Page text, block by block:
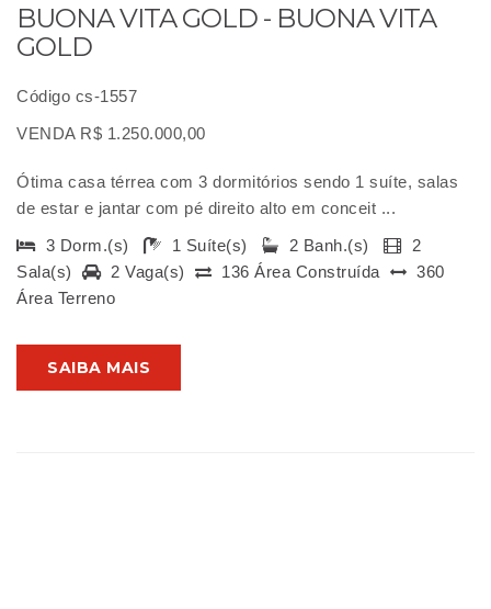
BUONA VITA GOLD - BUONA VITA
GOLD
Código cs-1557
VENDA R$ 1.250.000,00
Ótima casa térrea com 3 dormitórios sendo 1 suíte, salas
de estar e jantar com pé direito alto em conceit ...
3 Dorm.(s)
1 Suíte(s) 2 Banh.(s)
2
Sala(s)
2 Vaga(s) 136 Área Construída
360
Área Terreno
SAIBA MAIS